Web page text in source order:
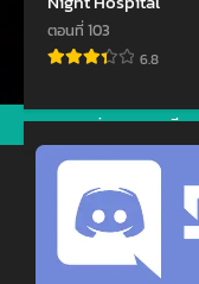
พฤศจิกายน 16, 2023
ตอนที่ 72
พฤศจิกายน 16, 2023
ตอนที่ 70
ตอนที่ 103
6.8
jav xxxจีน